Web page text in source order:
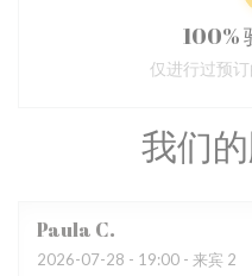
我们
Paula C
2026-07-28 - 19:00 - 来宾 2
100%
仅进行过预